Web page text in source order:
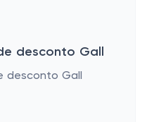
desconto Gall